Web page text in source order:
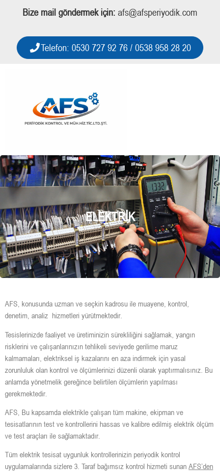
Bize mail göndermek için: afs@afsperiyodik.com
Telefon: 0530 727 92 76 / 0538 958 28 20
ELEKTRIK
AFS, konusunda uzman ve seçkin kadrosu ile muayene, kontrol,
denetim, analiz hizmetleri yürütmektedir.
Tesislerinizde faaliyet ve üretiminizin sürekliliğini sağlamak, yangın
risklerini ve çalışanlarınızın tehlikeli seviyede gerilime maruz
kalmamaları, elektriksel iş kazalarını en aza indirmek için yasal
zorunluluk olan kontrol ve ölçümlerinizi düzenli olarak yaptırmalısınız. Bu
anlamda yönetmelik gereğince belirtilen ölçümlerin yapılması
gerekmektedir.
AFS, Bu kapsamda elektrikle çalışan tüm makine, ekipman ve
tesisatlarının test ve kontrollerini hassas ve kalibre edilmiş elektrik ölçüm
ve test araçları ile sağlamaktadır.
Tüm elektrik tesisat uygunluk kontrollerinizin periyodik kontrol
uygulamalarında sizlere 3. Taraf bağımsız kontrol hizmeti sunan AFS’den